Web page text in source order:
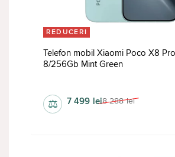
REDUCERI
Telefon mobil Xiaomi Poco X8
8/256Gb Mint Green
1268х2756 px 8 288 lei
7 499 lei
⚖